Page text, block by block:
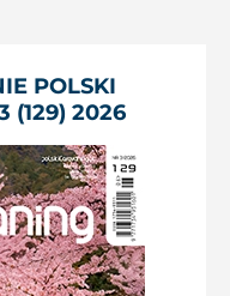
POLSKI
(129) 2026